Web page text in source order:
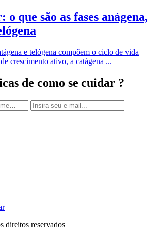
que são as fases anágena,
e telógena compõem o ciclo de vida
crescimento ativo, a catágena ...
de como se cuidar ?
direitos reservados